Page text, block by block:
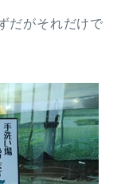
だがそれだけで